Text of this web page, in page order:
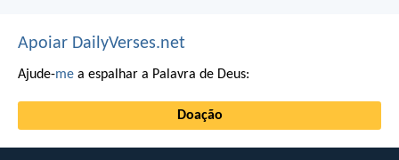
Apoiar DailyVerses.net
Ajude-me a espalhar a Palavra de Deus:
Doação